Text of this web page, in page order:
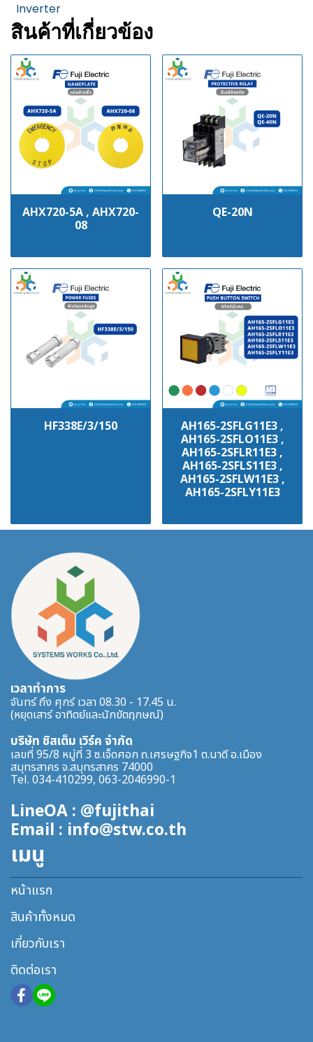
Inverter
สินค้าที่เกี่ยวข้อง
AHX720-5A , AHX720-
08
QE-20N
HF338E/3/150 AH165-2SFLG11E3 ,
AH165-2SFLO11E3 ,
AH165-2SFLR11E3 ,
AH165-2SFLS11E3 ,
AH165-2SFLW11E3 ,
AH165-2SFLY11E3
เวลาทำการ
จันทร์ ถึง ศุกร์ เวลา 08.30 - 17.45 น.
(หยุดเสาร์ อาทิตย์และนักขัตฤกษณ์)
บริษัท ซิสเต็ม เวิร์ค จำกัด
เลขที่ 95/8 หมู่ที่ 3 ซ.เจ็ดศอก ถ.เศรษฐกิจ1 ต.นาดี อ.เมือง
สมุทรสาคร จ.สมุทรสาคร 74000
Tel. 034-410299, 063-2046990-1
LineOA : @fujithai
Email : info@stw.co.th
เมนู
หน้าแรก
สินค้าทั้งหมด
เกี่ยวกับเรา
ติดต่อเรา